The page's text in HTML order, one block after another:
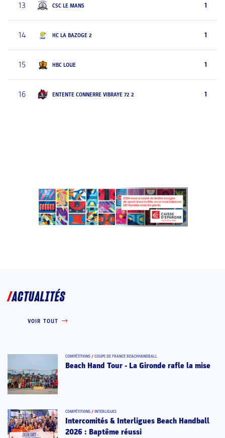
13 CSC LE MANS 1
14 HC LA BAZOGE 2 1
15 HBC LOUE 1
16 ENTENTE CONNERRE VIBRAYE 72 2 1
ACTUALITÉS
VOIR TOUT
COMPÉTITIONS / COUPE DE FRANCE BEACHHANDBALL
Beach Hand Tour - La Gironde rafle la mise
COMPÉTITIONS / INTERLIGUES
Intercomités & Interligues Beach Handball
2026 : Baptême réussi